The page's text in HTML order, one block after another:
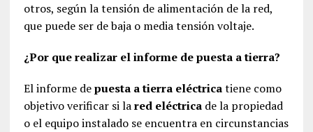
otros, según la tensión de alimentación de la red,
que puede ser de baja o media tensión voltaje.
¿Por que realizar el informe de puesta a tierra?
El informe depuesta a tierra eléctricatiene como
objetivo verificar si lared eléctricade la propiedad
o el equipo instalado se encuentra en circunstancias